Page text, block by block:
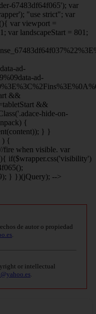
67483df64f065'); var
"use strict"; var
var viewport =
var landscapeStart = 801;
ad-
ad-
&&
&&
hide-on-
{
} }
) {
fire when visible. var
if($wrapper.css('visibility')
} })(jQuery); -->
de autor o propiedad
or intellectual